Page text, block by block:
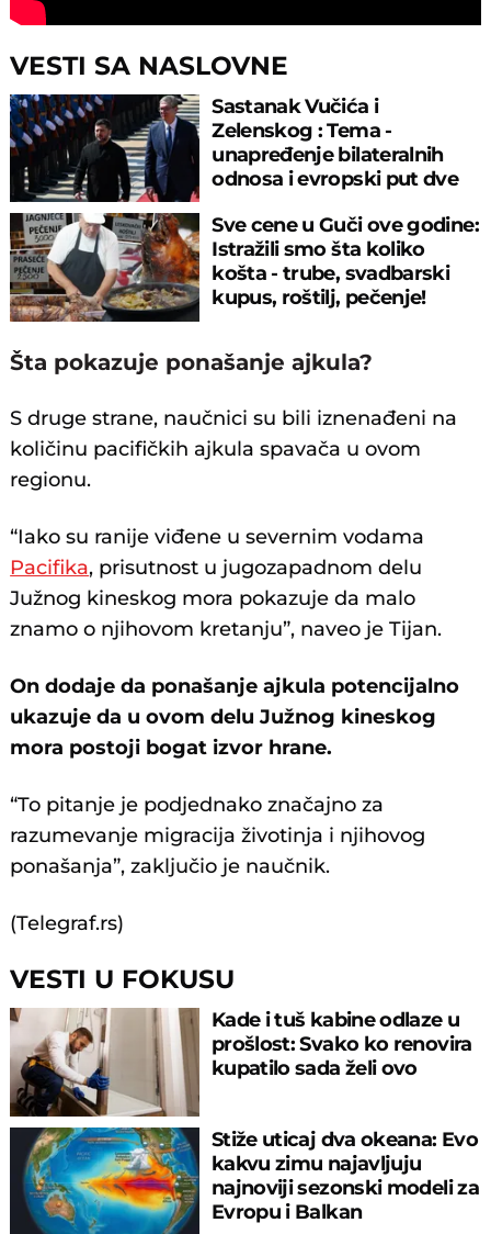
VESTI SA NASLOVNE
Sastanak Vučića i
Zelenskog : Tema -
unapređenje bilateralnih
odnosa i evropski put dve
Sve cene u Guči ove godine:
Istražili smo šta koliko
košta - trube, svadbarski
kupus, roštilj, pečenje!
Šta pokazuje ponašanje ajkula?
S druge strane, naučnici su bili iznenađeni na
količinu pacifičkih ajkula spavača u ovom
regionu.
“Iako su ranije viđene u severnim vodama
Pacifika, prisutnost u jugozapadnom delu
Južnog kineskog mora pokazuje da malo
znamo o njihovom kretanju”, naveo je Tijan.
On dodaje da ponašanje ajkula potencijalno
ukazuje da u ovom delu Južnog kineskog
mora postoji bogat izvor hrane.
“To pitanje je podjednako značajno za
razumevanje migracija životinja i njihovog
ponašanja”, zaključio je naučnik.
(Telegraf.rs)
VESTI U FOKUSU
Kade i tuš kabine odlaze u
prošlost: Svako ko renovira
kupatilo sada želi ovo
Stiže uticaj dva okeana: Evo
kakvu zimu najavljuju
najnoviji sezonski modeli za
Evropu i Balkan